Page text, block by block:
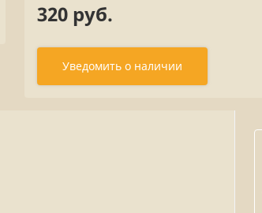
320 руб.
Уведомить о наличии